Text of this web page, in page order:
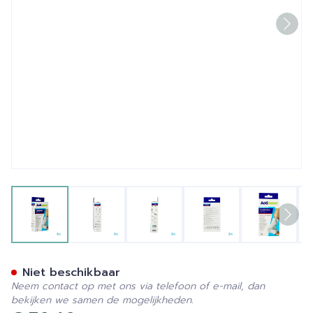
View larger imageView larger imageView larger imageView larger image
View
Niet beschikbaar
Neem contact op met ons via telefoon of e-mail, dan
bekijken we samen de mogelijkheden.